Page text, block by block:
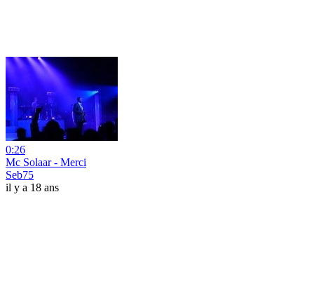
0:26
Mc Solaar - Merci
Seb75
il y a 18 ans